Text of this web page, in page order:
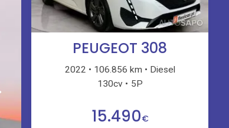
PEUGEOT 308
2022 106.856 km
Diesel
130cv
5P
15.490€